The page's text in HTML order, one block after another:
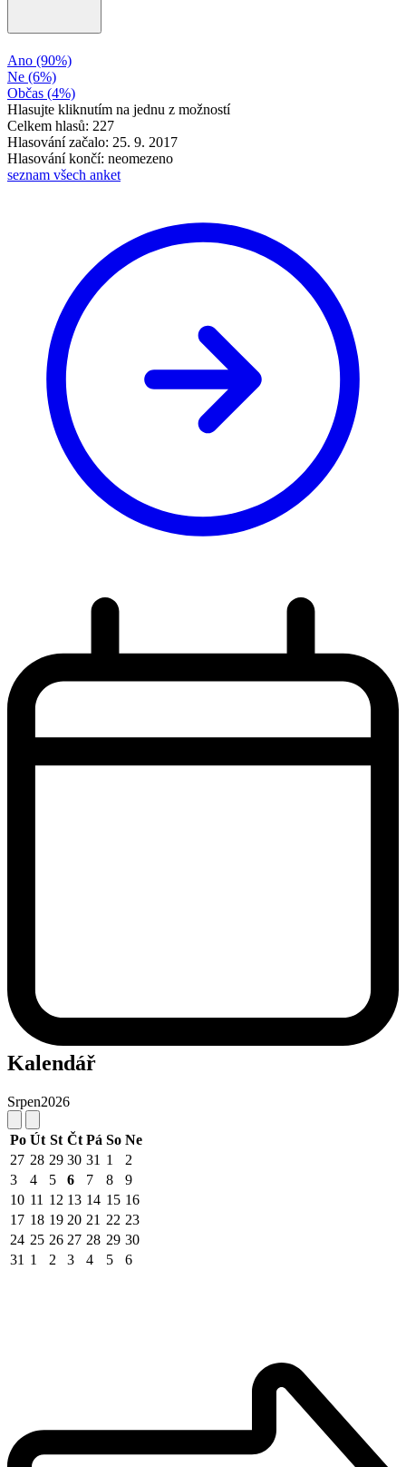
Ano (90%)
Ne (6%)
Občas (4%)
Hlasujte kliknutím na jednu z možností
Celkem hlasů: 227
Hlasování začalo: 25. 9. 2017
Hlasování končí: neomezeno
seznam všech anket
Kalendář
Srpen2026
Po Út St Čt Pá So Ne
27 28 29 30 31 1
2
3
4 5 6 7 8
9
10 11 12 13 14 15 16
17 18 19 20 21 22 23
24 25 26 27 28 29 30
31 1 2 3 4 5 6